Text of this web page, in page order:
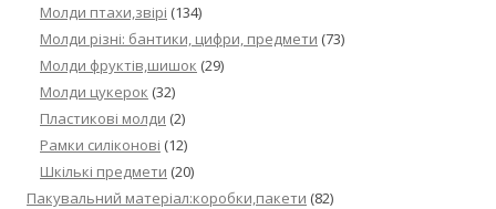
Молди птахи,звірі (134)
Молди різні: бантики, цифри, предмети (73)
Молди фруктів,шишок (29)
Молди цукерок (32)
Пластикові молди (2)
Рамки силіконові (12)
Шкількі предмети (20)
Пакувальний матеріал:коробки,пакети (82)